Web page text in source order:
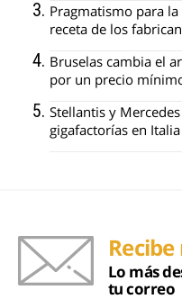
Pragmatismo para
receta de los
Bruselas cambia el
por un precio
Stellantis y
gigafactorías en
Lo más
tu correo